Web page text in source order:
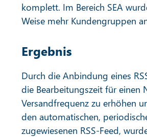
komplett. Im Bereich SEA
Weise mehr Kundengruppen
Ergebnis
Durch die Anbindung eines
die Bearbeitungszeit für einen
Versandfrequenz zu erhöhen
den automatischen,
zugewiesenen RSS-Feed,